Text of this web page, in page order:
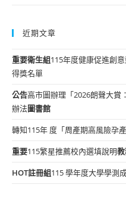
近期文章
重要衛生組115年度健康促進創
得獎名單
公告高市圖辦理「2026朗聲大賞
辦法圖書館
轉知115年 度「周產期高風險孕
重要115繁星推薦校內選填說明
HOT註冊組115 學年度大學學測